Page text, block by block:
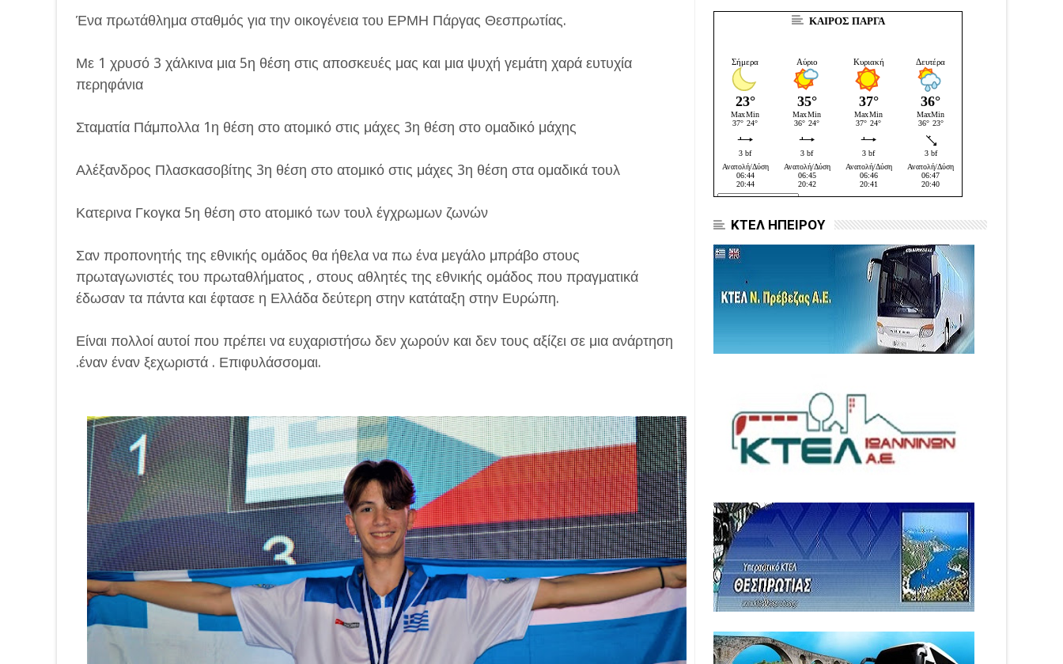
Ένα πρωτάθλημα σταθμός για την οικογένεια του ΕΡΜΗ Πάργας Θεσπρωτίας.
Με 1 χρυσό 3 χάλκινα μια 5η θέση στις αποσκευές μας και μια ψυχή γεμάτη χαρά ευτυχία
περηφάνια
Σταματία Πάμπολλα 1η θέση στο ατομικό στις μάχες 3η θέση στο ομαδικό μάχης
Αλέξανδρος Πλασκασοβίτης 3η θέση στο ατομικό στις μάχες 3η θέση στα ομαδικά τουλ
Κατερινα Γκογκα 5η θέση στο ατομικό των τουλ έγχρωμων ζωνών
Σαν προπονητής της εθνικής ομάδος θα ήθελα να πω ένα μεγάλο μπράβο στους
πρωταγωνιστές του πρωταθλήματος , στους αθλητές της εθνικής ομάδος που πραγματικά
έδωσαν τα πάντα και έφτασε η Ελλάδα δεύτερη στην κατάταξη στην Ευρώπη.
Είναι πολλοί αυτοί που πρέπει να ευχαριστήσω δεν χωρούν και δεν τους αξίζει σε μια ανάρτηση
.έναν έναν ξεχωριστά . Επιφυλάσσομαι.
ΚΑΙΡΟΣ ΠΑΡΓΑ
ΚΤΕΛ ΗΠΕΙΡΟΥ